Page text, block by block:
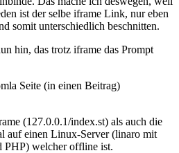
ist der selbe iframe Link, nur eben
somit unterschiedlich beschnitten.
hin, das trotz iframe das Prompt
Seite (in einen Beitrag)
(127.0.0.1/index.st) als auch die
auf einen Linux-Server (linaro mit
PHP) welcher offline ist.